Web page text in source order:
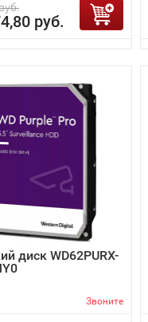
руб.
диск WD62PURX-
Звоните